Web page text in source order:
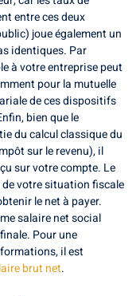
entre ces deux
joue également un
identiques. Par
à votre entreprise peut
pour la mutuelle
de ces dispositifs
bien que le
du calcul classique du
sur le revenu), il
sur votre compte. Le
de votre situation fiscale
le net à payer.
salaire net social
Pour une
il est
brut net.